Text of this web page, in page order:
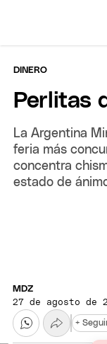
DINERO
Perlitas
La Argentina
feria más
concentra
estado de
MDZ
27 de agosto de
+